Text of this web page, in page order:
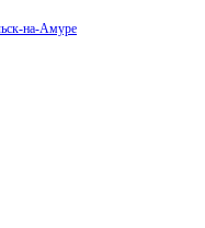
на-Амуре